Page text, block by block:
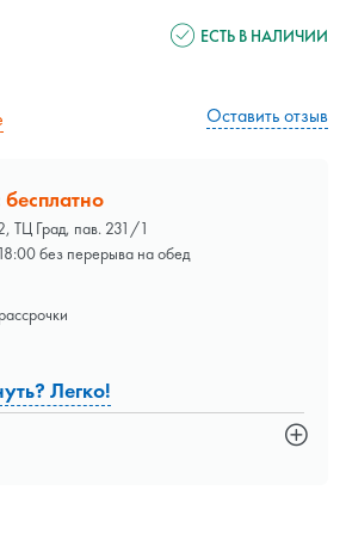
ЕСТЬ В НАЛИЧИИ
Оставить отзыв
бесплатно
ТЦ Град, пав. 231/1
без перерыва на обед
Легко!